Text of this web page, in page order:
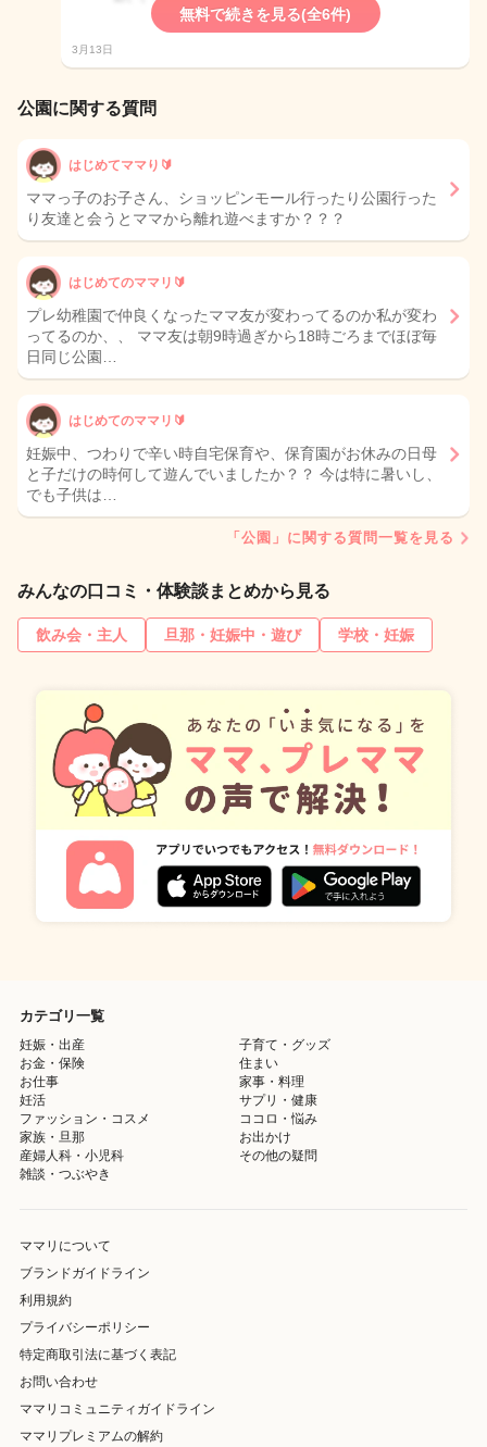
無料で続きを見る(全6件)
3月13日
公園に関する質問
はじめてママり🔰
ママっ子のお子さん、ショッピンモール行ったり公園行った
り友達と会うとママから離れ遊べますか？？？
はじめてのママリ🔰
プレ幼稚園で仲良くなったママ友が変わってるのか私が変わ
ってるのか、、 ママ友は朝9時過ぎから18時ごろまでほぼ毎
日同じ公園…
はじめてのママリ🔰
妊娠中、つわりで辛い時自宅保育や、保育園がお休みの日母
と子だけの時何して遊んでいましたか？？ 今は特に暑いし、
でも子供は…
「公園」に関する質問一覧を見る
みんなの口コミ・体験談まとめから見る
飲み会・主人 旦那・妊娠中・遊び 学校・妊娠
カテゴリ一覧
妊娠・出産
子育て・グッズ
お金・保険
住まい
お仕事
家事・料理
妊活
サプリ・健康
ファッション・コスメ
ココロ・悩み
家族・旦那
お出かけ
産婦人科・小児科
その他の疑問
雑談・つぶやき
ママリについて
ブランドガイドライン
利用規約
プライバシーポリシー
特定商取引法に基づく表記
お問い合わせ
ママリコミュニティガイドライン
ママリプレミアムの解約